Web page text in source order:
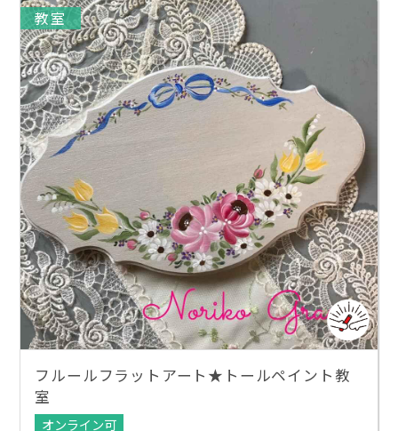
教室
フルールフラットアート★トールペイント教
室
オンライン可